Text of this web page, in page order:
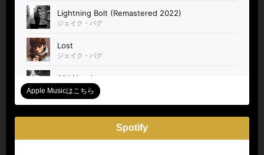
Apple Musicはこちら
Spotify